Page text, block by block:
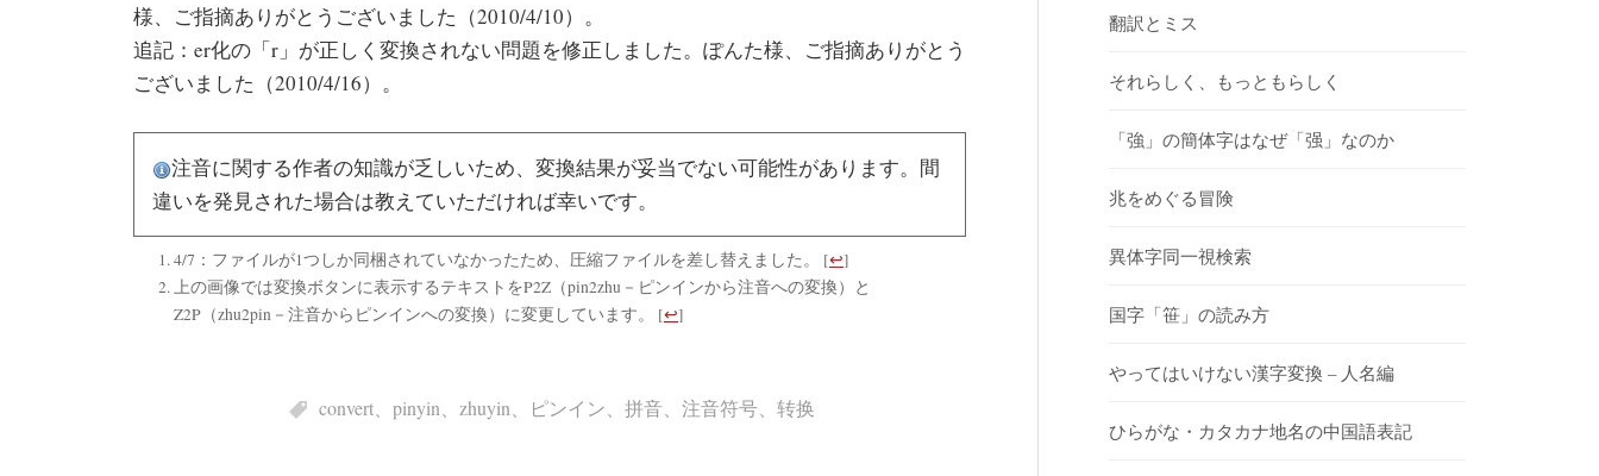
様、ご指摘ありがとうございました（2010/4/10）。
追記：er化の「r」が正しく変換されない問題を修正しました。ぽんた様、ご指摘ありがとう
ございました（2010/4/16）。
注音に関する作者の知識が乏しいため、変換結果が妥当でない可能性があります。間
違いを発見された場合は教えていただければ幸いです。
4/7：ファイルが1つしか同梱されていなかったため、圧縮ファイルを差し替えました。 [↩]
上の画像では変換ボタンに表示するテキストをP2Z（pin2zhu－ピンインから注音への変換）と
Z2P（zhu2pin－注音からピンインへの変換）に変更しています。
[↩]
convert、 pinyin zhuyin ピンイン 拼音 注音符号、 转换
翻訳とミス
それらしく、もっともらしく
「強」の簡体字はなぜ「强」なのか
兆をめぐる冒険
異体字同一視検索
国字「笹」の読み方
やってはいけない漢字変換 – 人名編
ひらがな・カタカナ地名の中国語表記